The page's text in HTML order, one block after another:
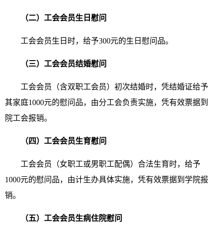
（二）工会会员生日慰问
工会会员生日时，给予300元的生日慰问品。
（三）工会会员结婚慰问
工会会员（含双职工会员）初次结婚时，凭结婚证给予
其家庭1000元的慰问品，由分工会负责实施，凭有效票据到
院工会报销。
（四）工会会员生育慰问
工会会员（女职工或男职工配偶）合法生育时，给予
1000元的慰问品，由计生办具体实施，凭有效票据到学院报
销。
（五）工会会员生病住院慰问